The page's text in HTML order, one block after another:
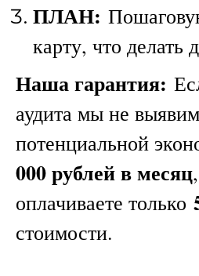
ПЛАН:
карту, что делать
Наша гарантия:
аудита мы не
потенциальной
000 рублей в месяц
оплачиваете только
стоимости.